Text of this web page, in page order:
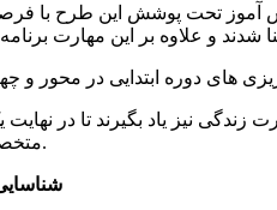
دیجیتال در مدارس ابتدایی استان در سال تحصیلی ۱۴۰۱-۱۴۰۲ اشاره
زندگی نیز یاد بگیرند تا در
متخصص در تراز نظام و انقلاب اسلامی تربیت کنیم.
شناسایی یک هزار و